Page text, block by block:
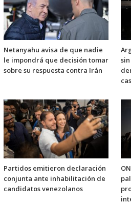
Netanyahu avisa de que nadie
le impondrá que decisión tomar
sobre su respuesta contra Irán
Partidos emitieron declaración
conjunta ante inhabilitación de
candidatos venezolanos